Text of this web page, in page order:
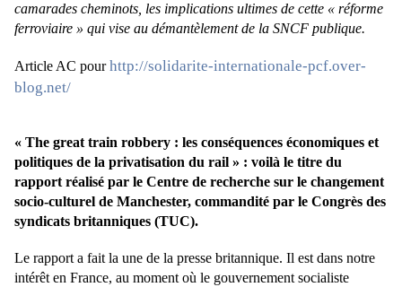
camarades cheminots, les implications ultimes de cette « réforme
ferroviaire » qui vise au démantèlement de la SNCF publique.
Article AC pourhttp://solidarite-internationale-pcf.over-
blog.net/
« The great train robbery : les conséquences économiques et
politiques de la privatisation du rail » : voilà le titre du
rapport réalisé par le Centre de recherche sur le changement
socio-culturel de Manchester, commandité par le Congrès des
syndicats britanniques (TUC).
Le rapport a fait la une de la presse britannique. Il est dans notre
intérêt en France, au moment où le gouvernement socialiste